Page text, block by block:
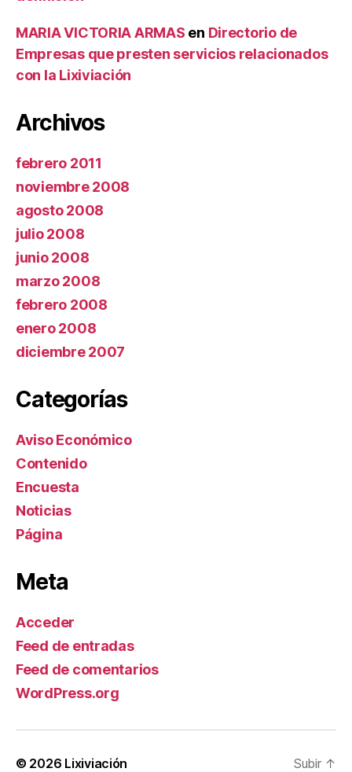
MARIA VICTORIA ARMAS en Directorio de
Empresas que presten servicios relacionados
con la Lixiviación
Archivos
febrero 2011
noviembre 2008
agosto 2008
julio 2008
junio 2008
marzo 2008
febrero 2008
enero 2008
diciembre 2007
Categorías
Aviso Económico
Contenido
Encuesta
Noticias
Página
Meta
Acceder
Feed de entradas
Feed de comentarios
WordPress.org
© 2026 Lixiviación Subir ↑